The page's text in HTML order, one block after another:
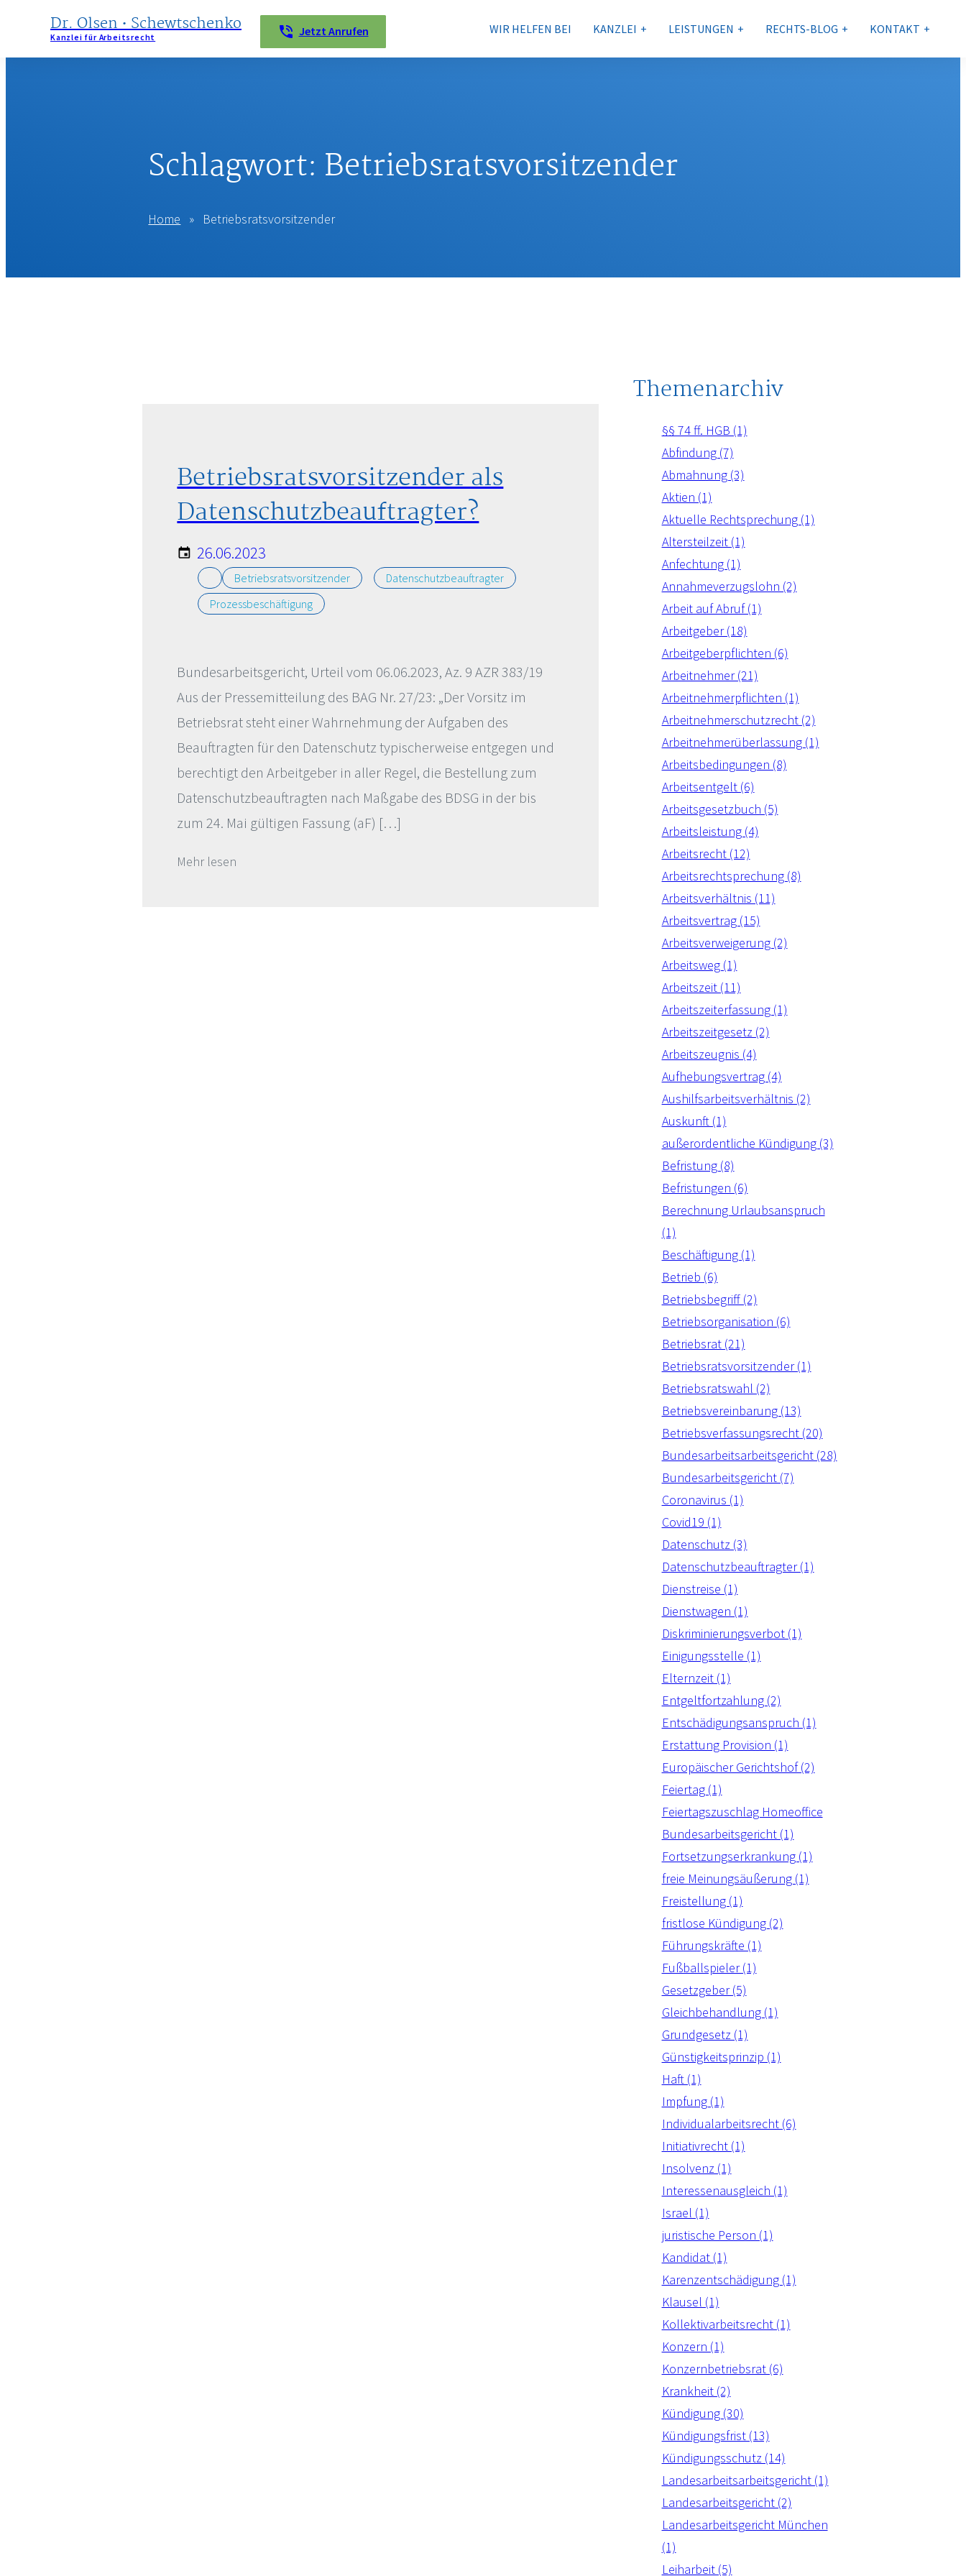
Dr. Olsen • Schewtschenko
Kanzlei für Arbeitsrecht Jetzt Anrufen WIR HELFEN BEI KANZLEI LEISTUNGEN RECHTS-BLOG KONTAKT
Schlagwort: Betriebsratsvorsitzender
Home » Betriebsratsvorsitzender
Betriebsratsvorsitzender als
Datenschutzbeauftragter?
26.06.2023
Betriebsratsvorsitzender
Datenschutzbeauftragter
Prozessbeschäftigung
Bundesarbeitsgericht, Urteil vom 06.06.2023, Az. 9 AZR 383/19
Aus der Pressemitteilung des BAG Nr. 27/23: „Der Vorsitz im
Betriebsrat steht einer Wahrnehmung der Aufgaben des
Beauftragten für den Datenschutz typischerweise entgegen und
berechtigt den Arbeitgeber in aller Regel, die Bestellung zum
Datenschutzbeauftragten nach Maßgabe des BDSG in der bis
zum 24. Mai gültigen Fassung (aF) […]
Mehr lesen
Themenarchiv
§§ 74 ff. HGB (1)
Abfindung (7)
Abmahnung (3)
Aktien (1)
Aktuelle Rechtsprechung (1)
Altersteilzeit (1)
Anfechtung (1)
Annahmeverzugslohn (2)
Arbeit auf Abruf (1)
Arbeitgeber (18)
Arbeitgeberpflichten (6)
Arbeitnehmer (21)
Arbeitnehmerpflichten (1)
Arbeitnehmerschutzrecht (2)
Arbeitnehmerüberlassung (1)
Arbeitsbedingungen (8)
Arbeitsentgelt (6)
Arbeitsgesetzbuch (5)
Arbeitsleistung (4)
Arbeitsrecht (12)
Arbeitsrechtsprechung (8)
Arbeitsverhältnis (11)
Arbeitsvertrag (15)
Arbeitsverweigerung (2)
Arbeitsweg (1)
Arbeitszeit (11)
Arbeitszeiterfassung (1)
Arbeitszeitgesetz (2)
Arbeitszeugnis (4)
Aufhebungsvertrag (4)
Aushilfsarbeitsverhältnis (2)
Auskunft (1)
außerordentliche Kündigung (3)
Befristung (8)
Befristungen (6)
Berechnung Urlaubsanspruch
(1)
Beschäftigung (1)
Betrieb (6)
Betriebsbegriff (2)
Betriebsorganisation (6)
Betriebsrat (21)
Betriebsratsvorsitzender (1)
Betriebsratswahl (2)
Betriebsvereinbarung (13)
Betriebsverfassungsrecht (20)
Bundesarbeitsarbeitsgericht (28)
Bundesarbeitsgericht (7)
Coronavirus (1)
Covid19 (1)
Datenschutz (3)
Datenschutzbeauftragter (1)
Dienstreise (1)
Dienstwagen (1)
Diskriminierungsverbot (1)
Einigungsstelle (1)
Elternzeit (1)
Entgeltfortzahlung (2)
Entschädigungsanspruch (1)
Erstattung Provision (1)
Europäischer Gerichtshof (2)
Feiertag (1)
Feiertagszuschlag Homeoffice
Bundesarbeitsgericht (1)
Fortsetzungserkrankung (1)
freie Meinungsäußerung (1)
Freistellung (1)
fristlose Kündigung (2)
Führungskräfte (1)
Fußballspieler (1)
Gesetzgeber (5)
Gleichbehandlung (1)
Grundgesetz (1)
Günstigkeitsprinzip (1)
Haft (1)
Impfung (1)
Individualarbeitsrecht (6)
Initiativrecht (1)
Insolvenz (1)
Interessenausgleich (1)
Israel (1)
juristische Person (1)
Kandidat (1)
Karenzentschädigung (1)
Klausel (1)
Kollektivarbeitsrecht (1)
Konzern (1)
Konzernbetriebsrat (6)
Krankheit (2)
Kündigung (30)
Kündigungsfrist (13)
Kündigungsschutz (14)
Landesarbeitsarbeitsgericht (1)
Landesarbeitsgericht (2)
Landesarbeitsgericht München
(1)
Leiharbeit (5)